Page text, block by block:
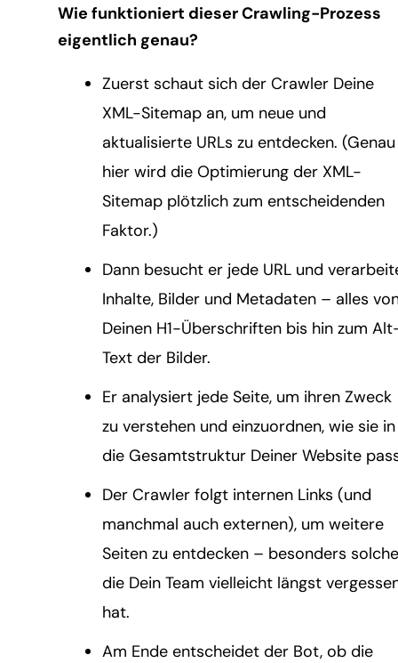
Wie funktioniert dieser Crawling-Prozess
eigentlich genau?
Zuerst schaut sich der Crawler Deine
XML-Sitemap an, um neue und
aktualisierte URLs zu entdecken. (Genau
hier wird die Optimierung der XML-
Sitemap plötzlich zum entscheidenden
Faktor.)
Dann besucht er jede URL und
Inhalte, Bilder und Metadaten – alles
Deinen H1-Überschriften bis hin zum
Text der Bilder.
Er analysiert jede Seite, um ihren Zweck
zu verstehen und einzuordnen, wie sie in
die Gesamtstruktur Deiner Website
Der Crawler folgt internen Links (und
manchmal auch externen), um weitere
Seiten zu entdecken – besonders
die Dein Team vielleicht längst
hat.
Am Ende entscheidet der Bot, ob die